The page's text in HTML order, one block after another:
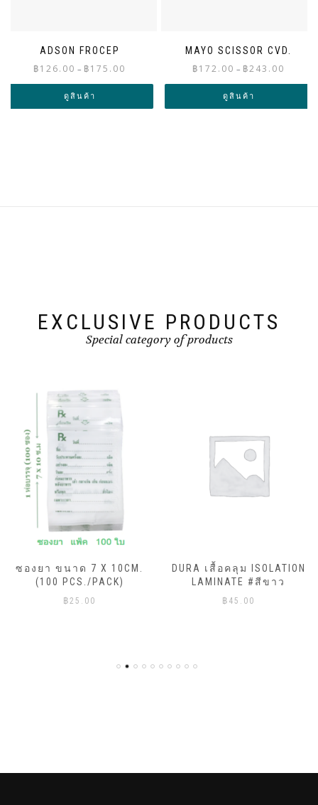
ADSON FROCEP
฿126.00 – ฿175.00
range:
through
ดูสินค้า
MAYO SCISSOR CVD.
฿172.00 – ฿243.00
range:
through
ดูสินค้า
EXCLUSIVE PRODUCTS
Special category of products
ซองยา ขนาด 7 X 10CM.
(100 PCS./PACK)
฿25.00
DURA เสื้อคลุม ISOLATION
LAMINATE #สีขาว
฿ 45.00